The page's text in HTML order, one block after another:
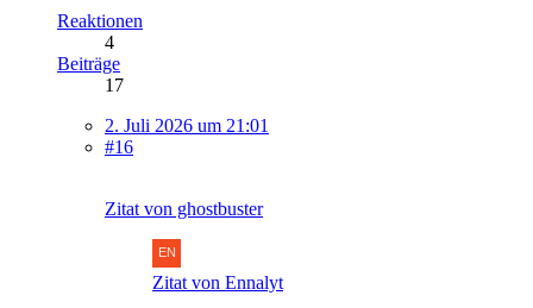
Reaktionen
4
Beiträge
17
2. Juli 2026 um 21:01
#16
Zitat von ghostbuster
Zitat von Ennalyt